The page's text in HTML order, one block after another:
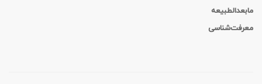
مابعدالطبیعه
معرفت‌شناسی